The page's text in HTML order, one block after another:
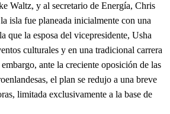
Waltz, y al secretario de Energía, Chris
isla fue planeada inicialmente con una
que la esposa del vicepresidente, Usha
culturales y en una tradicional carrera
ante la creciente oposición de las
el plan se redujo a una breve
limitada exclusivamente a la base de